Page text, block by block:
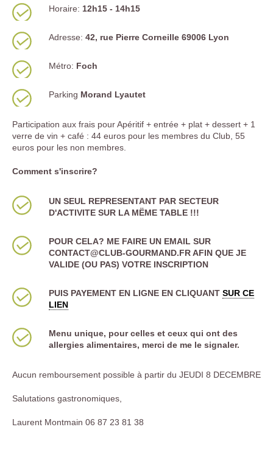
Horaire: 12h15 - 14h15
Adresse: 42, rue Pierre Corneille 69006 Lyon
Métro: Foch
Parking Morand Lyautet
Participation aux frais pour Apéritif + entrée + plat + dessert + 1
verre de vin + café : 44 euros pour les membres du Club, 55
euros pour les non membres.
Comment s'inscrire?
UN SEUL REPRESENTANT PAR SECTEUR
D'ACTIVITE SUR LA MËME TABLE !!!
POUR CELA? ME FAIRE UN EMAIL SUR
CONTACT@CLUB-GOURMAND.FR AFIN QUE JE
VALIDE (OU PAS) VOTRE INSCRIPTION
PUIS PAYEMENT EN LIGNE EN CLIQUANT SUR CE
LIEN
Menu unique, pour celles et ceux qui ont des
allergies alimentaires, merci de me le signaler.
Aucun remboursement possible à partir du JEUDI 8 DECEMBRE
Salutations gastronomiques,
Laurent Montmain 06 87 23 81 38